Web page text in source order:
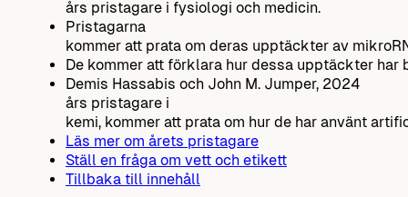
års pristagare i fysiologi och medicin.
Pristagarna
kommer att prata om deras upptäckter av
De kommer att förklara hur dessa upptäckter
Demis Hassabis och John M. Jumper, 2024
års pristagare i
kemi, kommer att prata om hur de har använt
Läs mer om årets pristagare
Ställ en fråga om vett och etikett
Tillbaka till innehåll